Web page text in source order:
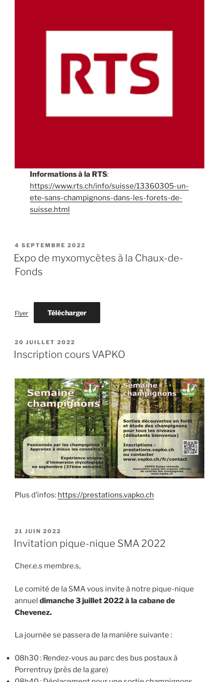
Informations à la RTS:
https://www.rts.ch/info/suisse/13360305-un-
ete-sans-champignons-dans-les-forets-de-
suisse.html
PUBLIÉ
LE
4 SEPTEMBRE 2022
Expo de myxomycètes à la Chaux-de-
Fonds
Flyer Télécharger
PUBLIÉ
LE
20 JUILLET 2022
Inscription cours VAPKO
Plus d’infos: https://prestations.vapko.ch
PUBLIÉ
LE
21 JUIN 2022
Invitation pique-nique SMA 2022
Cher.e.s membre.s,
Le comité de la SMA vous invite à notre pique-nique
annuel dimanche 3 juillet 2022à la cabane de
Chevenez.
La journée se passera de la manière suivante :
08h30 : Rendez-vous au parc des bus postaux à
Porrentruy (près de la gare)